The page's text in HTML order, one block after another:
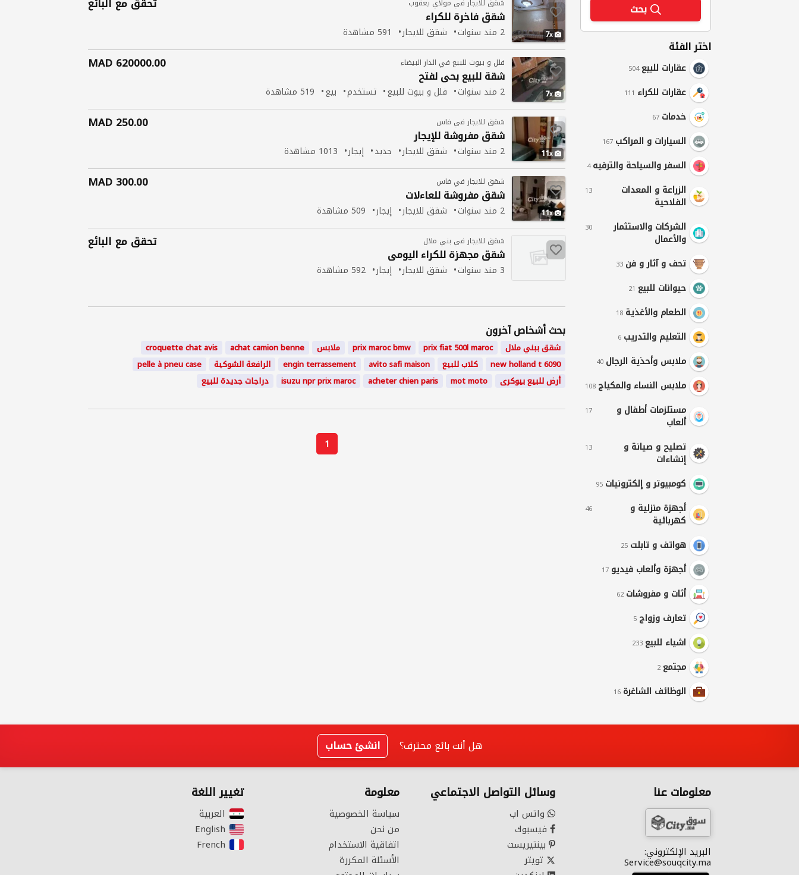
بحث
اختر الفئة
عقارات للبيع504
عقارات للكراء 111
خدمات 67
السيارات و المراكب 167
السفر والسياحة والترفيه 4
الزراعة و المعدات
الفلاحية
13
الشركات والاستثمار
والأعمال
30
تحف و آثار و فن 33
حيوانات للبيع 21
الطعام والأغذية 18
التعليم والتدريب 6
ملابس وأحذية الرجال 40
ملابس النساء والمكياج 108
مستلزمات أطفال و
ألعاب
17
تصليح و صيانة و
إنشاءات
13
كومبيوتر و إلكترونيات 95
أجهزة منزلية و
كهربائية
46
هواتف و تابلت 25
أجهزة وألعاب فيديو 17
أثات و مفروشات 62
تعارف وزواج 5
اشياء للبيع233
مجتمع2
الوظائف الشاغرة 16
7
شقق للايجار في مولاي يعقوب
شققفاخرة للكراء
2 مند سنوات شقق للايجار 591 مشاهدة
7
فلل و بيوت للبيع في الدار البيضاء
شقة للبيع بحي لفتح
2 مند سنوات فلل و بيوت للبيع تستخدم بيع 519 مشاهدة
620000.00 MAD
11
شقق للايجار في فاس
شققمفروشة للإيجار
2 مند سنوات شقق للايجار جديد إيجار 1013 مشاهدة
250.00 MAD
11
شقق للايجار في فاس
شققمفروشة للعاءلات
2 مند سنوات شقق للايجار إيجار 509 مشاهدة
300.00 MAD
شقق للايجار في بني ملال
شققمجهزة للكراء اليومي
3 مند سنوات شقق للايجار إيجار 592 مشاهدة
تحقق مع البائع
بحث أشخاص آخرون
شققببنيملال prix fiat 500l maroc
prix maroc bmw ملابس achat camion benne
croquette chat avis
new holland t 6090
كلاب للبيع avito safi maison
engin terrassement الرافعة الشوكية
pelle à pneu case
أرض للبيع بيوكرى
mot moto
acheter chien paris
isuzu npr prix maroc دراجات جديدة للبيع
1
هل أنت بائع محترف؟ انشئ حساب
معلومات عنا
البريد الإلكتروني:
Service@souqcity.ma
وسائل التواصل الاجتماعي
واتس اب
فيسبوك
بينتيريست
تويتر
معلومة
سياسة الخصوصية
من نحن
اتفاقية الاستخدام
الأسئلة المكررة
تغيير اللغة
العربية‎
English‎
French‎